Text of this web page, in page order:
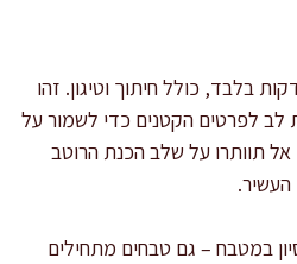
ההכנה הכולל הוא כ-30 דקות בלבד, כולל חיתוך וטיגון. זהו
לב לפרטים הקטנים כדי לשמור על
אל תוותרו על שלב הכנת הרוטב
במטבח – גם טבחים מתחילים